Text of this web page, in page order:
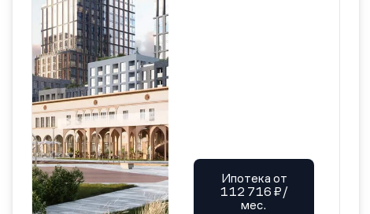
Ипотека от
112 716 ₽/
мес.